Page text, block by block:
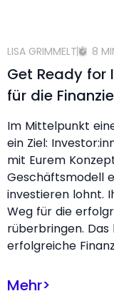
LISA GRIMMELT 8
Get Ready for
für die
Im Mittelpunkt
ein Ziel:
mit Eurem
Geschäftsmodell
investieren lohnt.
Weg für die
rüberbringen.
erfolgreiche
Mehr>